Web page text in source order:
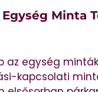
Minta
az egység
kapcsolati